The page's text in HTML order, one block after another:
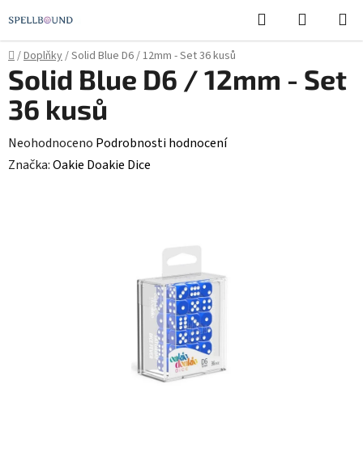
na
obsah
Hledat
KOŠÍK
Domů
/Doplňky/Solid Blue D6 / 12mm - Set 36 kusů
Solid Blue D6 / 12mm - Set
36 kusů
Průměrné
hodnocení
Neohodnoceno Podrobnosti hodnocení
Značka:Oakie Doakie Dice